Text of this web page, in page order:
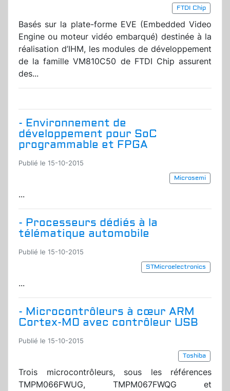
FTDI Chip
Basés sur la plate-forme EVE (Embedded Video
Engine ou moteur vidéo embarqué) destinée à la
réalisation d’IHM, les modules de développement
de la famille VM810C50 de FTDI Chip assurent
des...
- Environnement de
développement pour SoC
programmable et FPGA
Publié le 15-10-2015
Microsemi
...
- Processeurs dédiés à la
télématique automobile
Publié le 15-10-2015
STMicroelectronics
...
- Microcontrôleurs à cœur ARM
Cortex-M0 avec contrôleur USB
Publié le 15-10-2015
Toshiba
Trois microcontrôleurs, sous les références
TMPM066FWUG, TMPM067FWQG et